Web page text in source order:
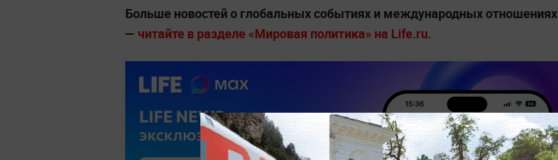
Больше новостей о глобальных событиях и международных отношениях
— читайте в разделе «Мировая политика» на Life.ru.